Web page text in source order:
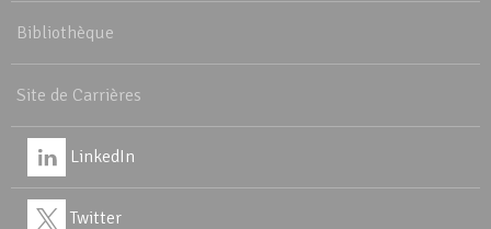
Bibliothèque
Site de Carrières
LinkedIn
Twitter